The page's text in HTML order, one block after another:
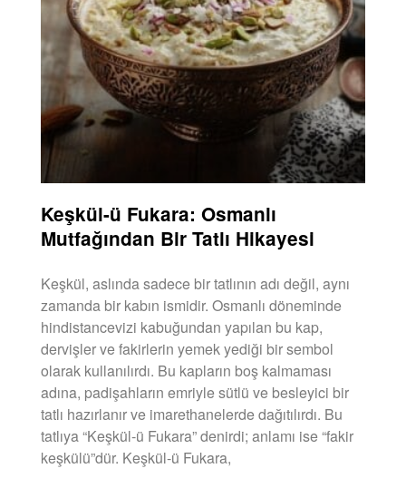
Keşkül-ü Fukara: Osmanlı
Mutfağından Bir Tatlı Hikayesi
Keşkül, aslında sadece bir tatlının adı değil, aynı
zamanda bir kabın ismidir. Osmanlı döneminde
hindistancevizi kabuğundan yapılan bu kap,
dervişler ve fakirlerin yemek yediği bir sembol
olarak kullanılırdı. Bu kapların boş kalmaması
adına, padişahların emriyle sütlü ve besleyici bir
tatlı hazırlanır ve imarethanelerde dağıtılırdı. Bu
tatlıya “Keşkül-ü Fukara” denirdi; anlamı ise “fakir
keşkülü”dür. Keşkül-ü Fukara,